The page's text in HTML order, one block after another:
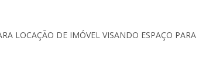
LOCAÇÃO DE IMÓVEL VISANDO ESPAÇO PARA